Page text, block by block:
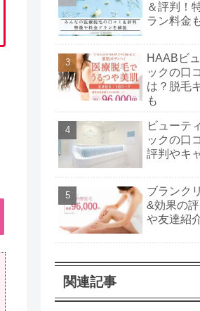
＆評判！
ラン料金
HAABビ
ックの口
は？脱毛
も
ビューテ
ックの口
評判やキ
ブランク
&効果の
や友達紹
関連記事